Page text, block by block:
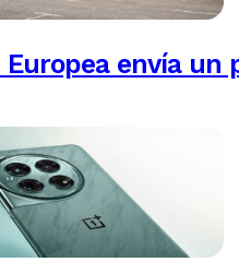
Europea envía un